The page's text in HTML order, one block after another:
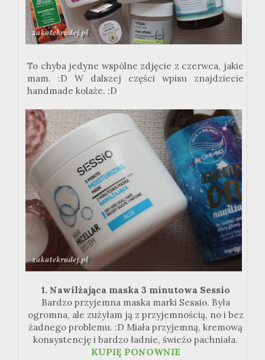
To chyba jedyne wspólne zdjęcie z czerwca, jakie
mam. :D W dalszej części wpisu znajdziecie
handmade kolaże. :D
1. Nawilżająca maska 3 minutowa Sessio
Bardzo przyjemna maska marki Sessio. Była
ogromna, ale zużyłam ją z przyjemnością, no i bez
żadnego problemu. :D Miała przyjemną, kremową
konsystencję i bardzo ładnie, świeżo pachniała.
KUPIĘ PONOWNIE